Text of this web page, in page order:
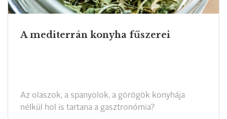
A mediterrán konyha fűszerei
Az olaszok, a spanyolok, a görögök konyhája
nélkül hol is tartana a gasztronómia?